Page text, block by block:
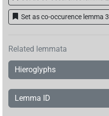
Set as co-occurence lemma 3
Related lemmata
Hieroglyphs
Lemma ID